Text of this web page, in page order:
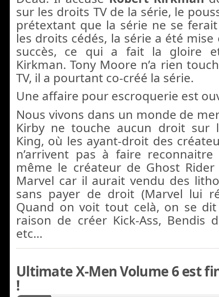
sur les droits TV de la série, le
prétextant que la série ne se
les droits cédés, la série a été mise
succès, ce qui a fait la gloire
Kirkman. Tony Moore n’a rien
TV, il a pourtant co-créé la série.
Une affaire pour escroquerie est
Nous vivons dans un monde de
Kirby ne touche aucun droit sur
King, où les ayant-droit des
n’arrivent pas à faire
même le créateur de Ghost
Marvel car il aurait vendu des
sans payer de droit (Marvel lui
Quand on voit tout celà, on se
raison de créer Kick-Ass, Bendis
etc…
Ultimate X-Men Volume 6 est
!